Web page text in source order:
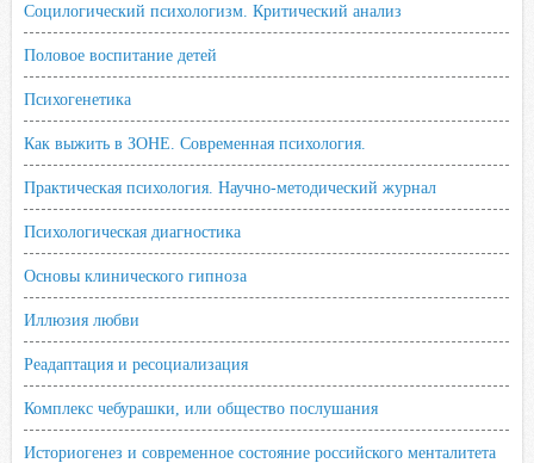
Социлогический психологизм. Критический анализ
Половое воспитание детей
Психогенетика
Как выжить в ЗОНЕ. Современная психология.
Практическая психология. Научно-методический журнал
Психологическая диагностика
Основы клинического гипноза
Иллюзия любви
Реадаптация и ресоциализация
Комплекс чебурашки, или общество послушания
Историогенез и современное состояние российского менталитета